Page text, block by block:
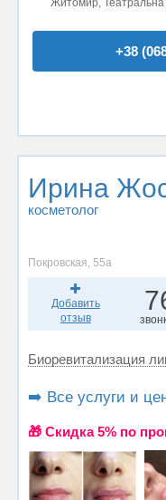
Житомир, Театральна
+38
Ирина
косметолог
Покровская, 55а
Добавить
отзыв
Биоревитализация
➡️ Все услуги и
🎁 Cкидка 5% по